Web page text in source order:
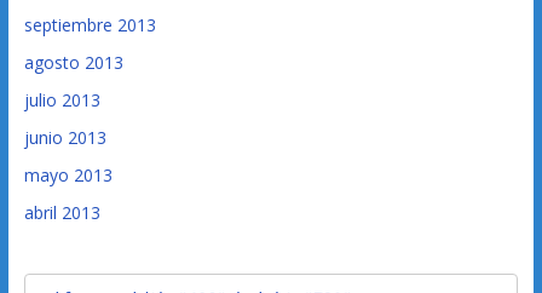
septiembre 2013
agosto 2013
julio 2013
junio 2013
mayo 2013
abril 2013